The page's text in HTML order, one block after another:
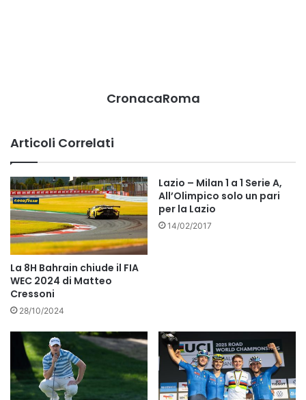
CronacaRoma
Articoli Correlati
La 8H Bahrain chiude il FIA
WEC 2024 di Matteo
Cressoni
28/10/2024
Lazio – Milan 1 a 1 Serie A,
All’Olimpico solo un pari
per la Lazio
14/02/2017